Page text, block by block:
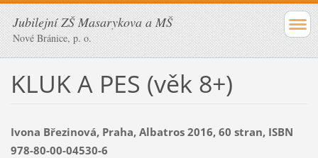
Jubilejní ZŠ Masarykova a MŠ
Nové Bránice, p. o.
KLUK A PES (věk 8+)
Ivona Březinová, Praha, Albatros 2016, 60 stran, ISBN
978-80-00-04530-6